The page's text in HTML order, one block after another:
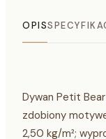
OPIS
Dywan Petit
zdobiony
2,50 kg/m²;